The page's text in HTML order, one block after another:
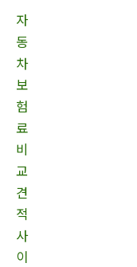
자
동
차
보
험
료
비
교
견
적
사
이